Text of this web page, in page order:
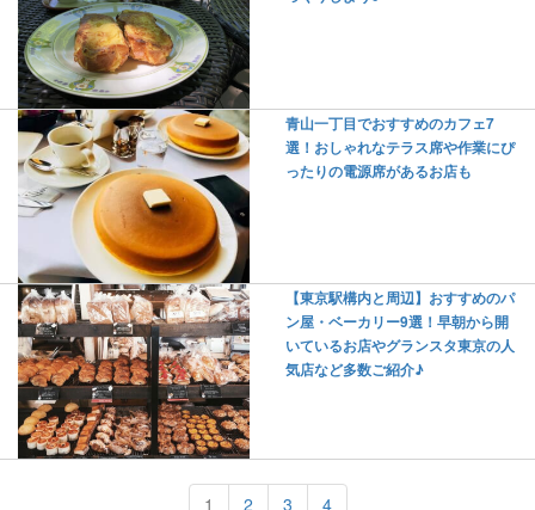
青山一丁目でおすすめのカフェ7
選！おしゃれなテラス席や作業にぴ
ったりの電源席があるお店も
【東京駅構内と周辺】おすすめのパ
ン屋・ベーカリー9選！早朝から開
いているお店やグランスタ東京の人
気店など多数ご紹介♪
1 2 3 4